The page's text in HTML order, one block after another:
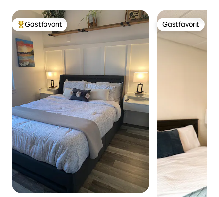
Populär gästfavorit
Gästfavorit Gästfavorit
Gästfavorit